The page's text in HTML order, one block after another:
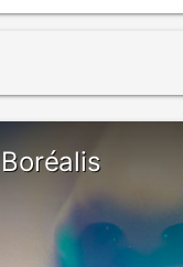
Boréalis